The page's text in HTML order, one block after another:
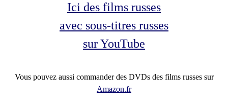
Ici des films russes
avec sous-titres russes
sur YouTube
Vous pouvez aussi commander des DVDs des films russes sur
Amazon.fr